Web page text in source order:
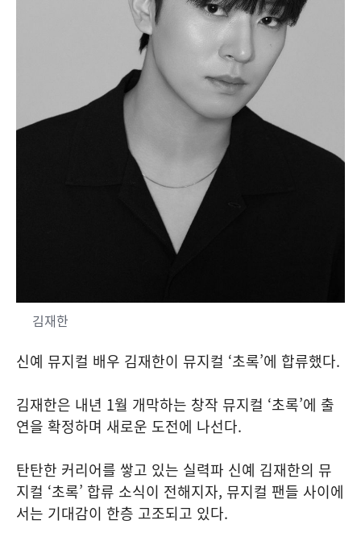
김재한
신예 뮤지컬 배우 김재한이 뮤지컬 ‘초록’에 합류했다.
김재한은 내년 1월 개막하는 창작 뮤지컬 ‘초록’에 출
연을 확정하며 새로운 도전에 나선다.
탄탄한 커리어를 쌓고 있는 실력파 신예 김재한의 뮤
지컬 ‘초록’ 합류 소식이 전해지자, 뮤지컬 팬들 사이에
서는 기대감이 한층 고조되고 있다.